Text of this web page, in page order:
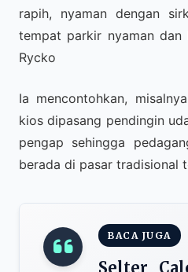
rapih, nyaman dengan
tempat parkir nyaman dan
Rycko
Ia mencontohkan,
kios dipasang pendingin
pengap sehingga
berada di pasar tradisional
BACA JUGA
Selter